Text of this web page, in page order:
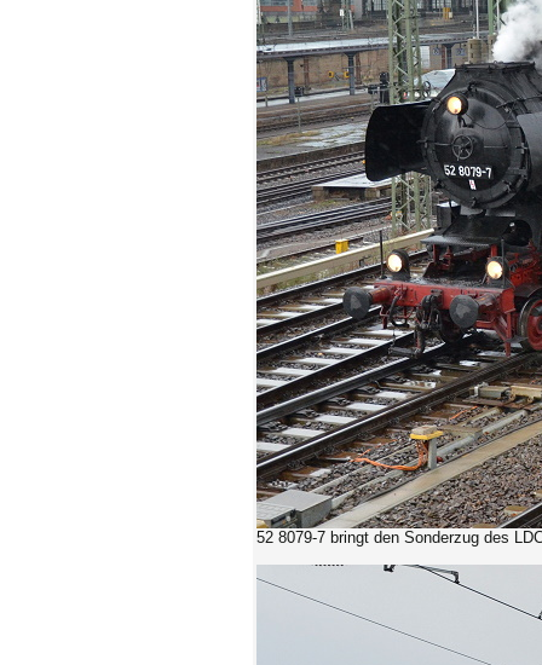
52 8079-7 bringt den Sonderzug des